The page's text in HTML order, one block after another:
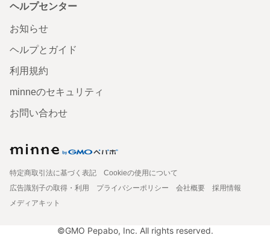
ヘルプセンター
お知らせ
ヘルプとガイド
利用規約
minneのセキュリティ
お問い合わせ
特定商取引法に基づく表記
Cookieの使用について
広告識別子の取得・利用
プライバシーポリシー 会社概要
採用情報
メディアキット
©GMO Pepabo, Inc. All rights reserved.